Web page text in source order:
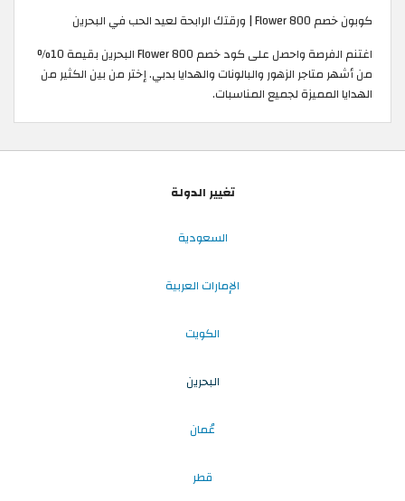
كوبون خصم 800 Flower | ورقتك الرابحة لعيد الحب في البحرين
اغتنم الفرصة واحصل على كود خصم 800 Flower البحرين بقيمة 10%
من أشهر متاجر الزهور والبالونات والهدايا بدبي. إختر من بين الكثير من
الهدايا المميزة لجميع المناسبات.
تغيير الدولة
السعودية
الإمارات العربية
الكويت
البحرين
عُمان
قطر